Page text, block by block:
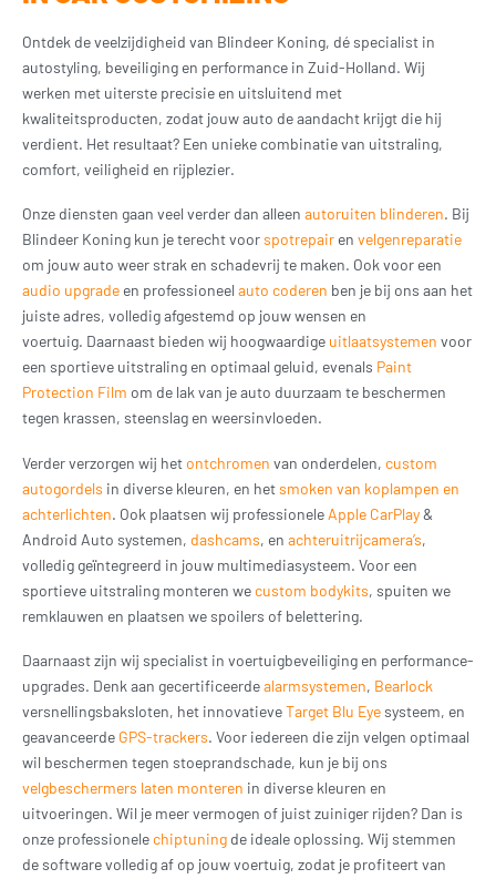
Ontdek de veelzijdigheid van Blindeer Koning, dé specialist in
autostyling, beveiliging en performance in Zuid-Holland. Wij
werken met uiterste precisie en uitsluitend met
kwaliteitsproducten, zodat jouw auto de aandacht krijgt die hij
verdient. Het resultaat? Een unieke combinatie van uitstraling,
comfort, veiligheid en rijplezier.
Onze diensten gaan veel verder dan alleen autoruiten blinderen. Bij
Blindeer Koning kun je terecht voorspotrepair en velgenreparatie
om jouw auto weer strak en schadevrij te maken. Ook voor een
audio upgrade en professioneel auto coderen ben je bij ons aan het
juiste adres, volledig afgestemd op jouw wensen en
voertuig. Daarnaast bieden wij hoogwaardige uitlaatsystemen voor
een sportieve uitstraling en optimaal geluid, evenals Paint
Protection Film om de lak van je auto duurzaam te beschermen
tegen krassen, steenslag en weersinvloeden.
Verder verzorgen wij hetontchromen van onderdelen, custom
autogordels in diverse kleuren, en hetsmoken van koplampen en
achterlichten. Ook plaatsen wij professionele Apple CarPlay&
Android Auto systemen, dashcams, en achteruitrijcamera’s,
volledig geïntegreerd in jouw multimediasysteem. Voor een
sportieve uitstraling monteren wecustom bodykits, spuiten we
remklauwen en plaatsen we spoilers of belettering.
Daarnaast zijn wij specialist in voertuigbeveiliging en performance-
upgrades. Denk aan gecertificeerdealarmsystemen, Bearlock
versnellingsbaksloten, het innovatieveTarget Blu Eyesysteem, en
geavanceerde GPS-trackers. Voor iedereen die zijn velgen optimaal
wil beschermen tegen stoeprandschade, kun je bij ons
velgbeschermers laten monteren in diverse kleuren en
uitvoeringen. Wil je meer vermogen of juist zuiniger rijden? Dan is
onze professionelechiptuning de ideale oplossing. Wij stemmen
de software volledig af op jouw voertuig, zodat je profiteert van